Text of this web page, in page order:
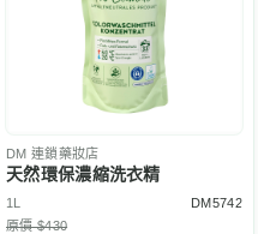
DM 連鎖藥妝店
天然環保濃縮洗衣精
1L
DM5742
原價 $430